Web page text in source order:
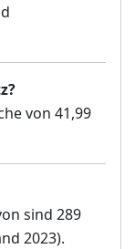
von 41,99
sind 289
2023).